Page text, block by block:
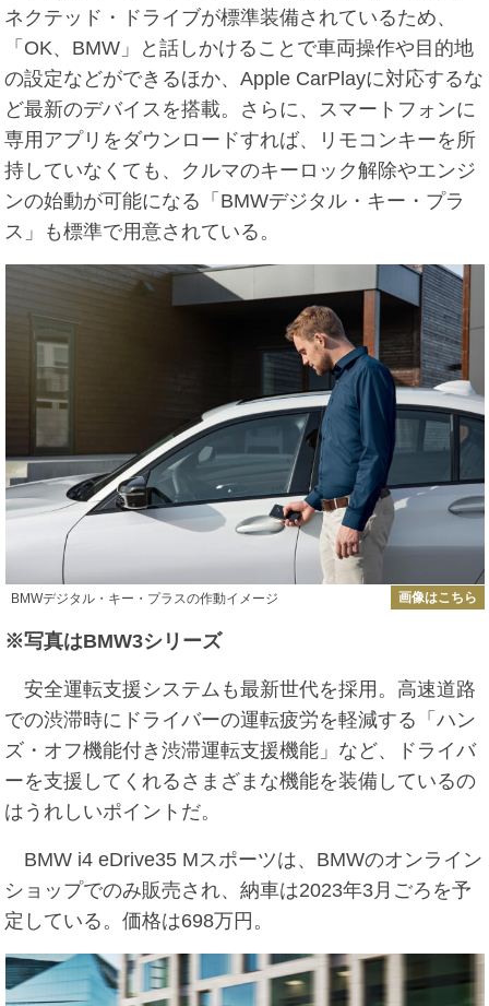
ネクテッド・ドライブが標準装備されているため、
「OK、BMW」と話しかけることで車両操作や目的地
の設定などができるほか、Apple CarPlayに対応するな
ど最新のデバイスを搭載。さらに、スマートフォンに
専用アプリをダウンロードすれば、リモコンキーを所
持していなくても、クルマのキーロック解除やエンジ
ンの始動が可能になる「BMWデジタル・キー・プラ
ス」も標準で用意されている。
BMWデジタル・キー・プラスの作動イメージ 画像はこちら
※写真はBMW3シリーズ
安全運転支援システムも最新世代を採用。高速道路
での渋滞時にドライバーの運転疲労を軽減する「ハン
ズ・オフ機能付き渋滞運転支援機能」など、ドライバ
ーを支援してくれるさまざまな機能を装備しているの
はうれしいポイントだ。
BMW i4 eDrive35 Mスポーツは、BMWのオンライン
ショップでのみ販売され、納車は2023年3月ごろを予
定している。価格は698万円。